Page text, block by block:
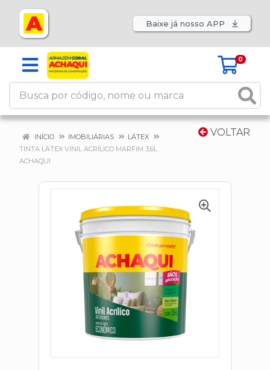
Baixe já nosso APP
0
VOLTAR
INÍCIO IMOBILIÁRIAS
LÁTEX
TINTA LÁTEX VINIL ACRÍLICO MARFIM 3,6L
ACHAQUI